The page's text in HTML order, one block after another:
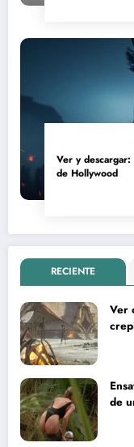
Ver y
de Hollywood
RECIENTE
Ver
de